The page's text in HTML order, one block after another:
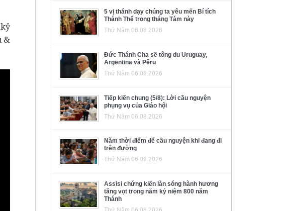
&
5 vị thánh dạy chúng ta yêu mến Bí tích
Thánh Thể trong tháng Tám này
Thứ Năm 06.08.2026
Đức Thánh Cha sẽ tông du Uruguay,
Argentina và Pêru
Thứ Năm 06.08.2026
Tiếp kiến chung (5/8): Lời cầu nguyện
phụng vụ của Giáo hội
Thứ Năm 06.08.2026
Năm thời điểm để cầu nguyện khi đang đi
trên đường
Thứ Năm 06.08.2026
Assisi chứng kiến làn sóng hành hương
tăng vọt trong năm kỷ niệm 800 năm
Thánh